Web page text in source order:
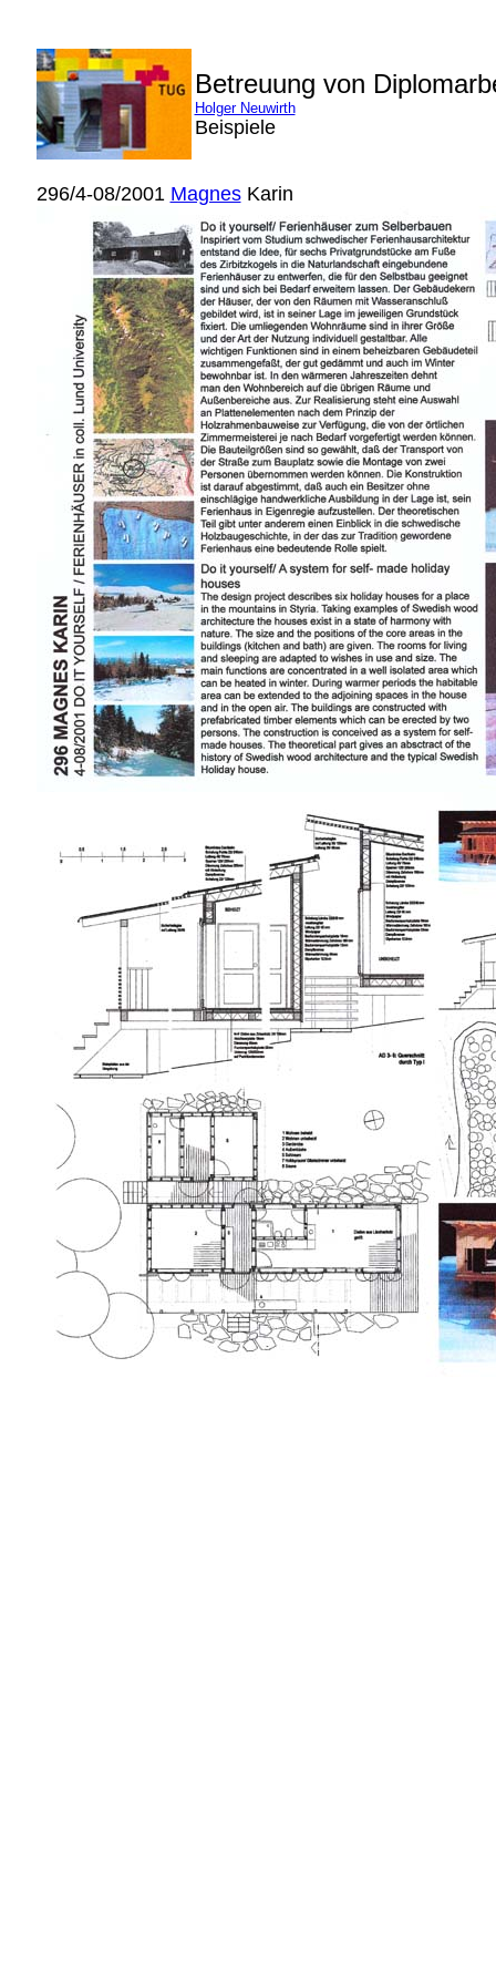
Betreuung von
Holger Neuwirth
Beispiele
296/4-08/2001 MagnesKarin